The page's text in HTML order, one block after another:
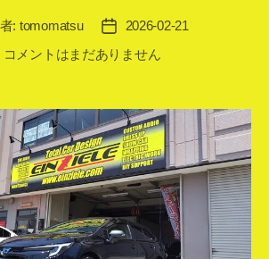
: tomomatsu
投
稿
日
2026-02-21
カ
ラ
ツ
ー
リ
ン
グ
静
音
コメントはまだありません